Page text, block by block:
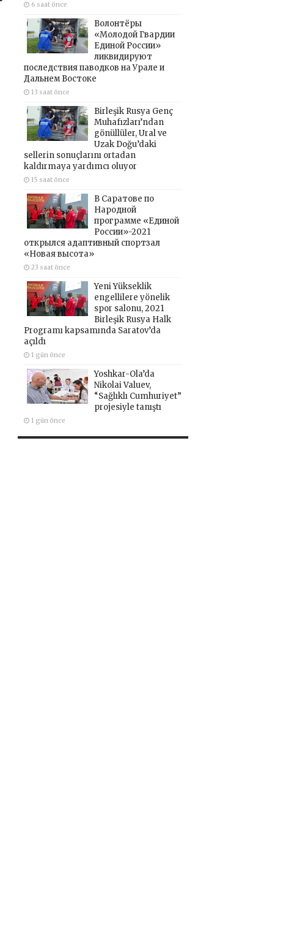
6 saat önce
Волонтёры
«Молодой Гвардии
Единой России»
ликвидируют
последствия паводков на Урале и
Дальнем Востоке
13 saat önce
Birleşik Rusya Genç
Muhafızları’ndan
gönüllüler, Ural ve
Uzak Doğu’daki
sellerin sonuçlarını ortadan
kaldırmaya yardımcı oluyor
15 saat önce
В Саратове по
Народной
программе «Единой
России»-2021
открылся адаптивный спортзал
«Новая высота»
23 saat önce
Yeni Yükseklik
engellilere yönelik
spor salonu, 2021
Birleşik Rusya Halk
Programı kapsamında Saratov’da
açıldı
1 gün önce
Yoshkar-Ola’da
Nikolai Valuev,
“Sağlıklı Cumhuriyet”
projesiyle tanıştı
1 gün önce